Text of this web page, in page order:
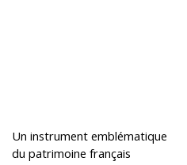
Un instrument emblématique
du patrimoine français